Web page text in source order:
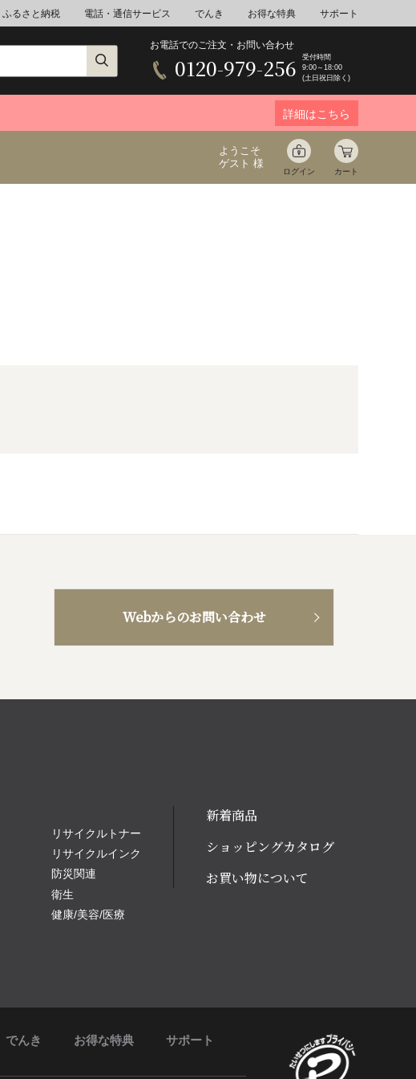
ふるさと納税 電話・通信サービス でんき お得な特典 サポート
お電話でのご注文・お問い合わせ
0120-979-256
受付時間
9:00～18:00
(土日祝日除く)
詳細はこちら
ようこそ
ゲスト 様
ログイン カート
Webからのお問い合わせ
リサイクルトナー
リサイクルインク
防災関連
衛生
健康/美容/医療
新着商品
ショッピングカタログ
お買い物について
でんき お得な特典 サポート